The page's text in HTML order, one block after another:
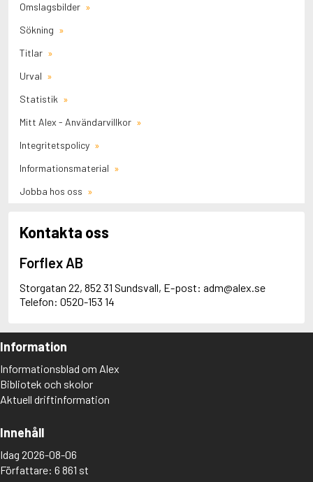
Omslagsbilder
Sökning
Titlar
Urval
Statistik
Mitt Alex - Användarvillkor
Integritetspolicy
Informationsmaterial
Jobba hos oss
Kontakta oss
Forflex AB
Storgatan 22, 852 31 Sundsvall, E-post: adm@alex.se
Telefon: 0520-153 14
Information
Informationsblad om Alex
Bibliotek och skolor
Aktuell driftinformation
Innehåll
Idag 2026-08-06
Författare: 6 861 st